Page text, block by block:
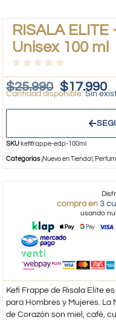
RISALA
Unisex 100 ml
$25.990 $17.990
Sin
SKU kefifrappe-edp-100ml
Categorías¡Nuevo en Tienda!,
compra en 3
usando
Kefi Frappe de Risala Elite
para Hombres y Mujeres. La
de Corazón son miel, café,